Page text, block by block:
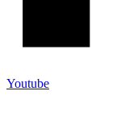
Youtube